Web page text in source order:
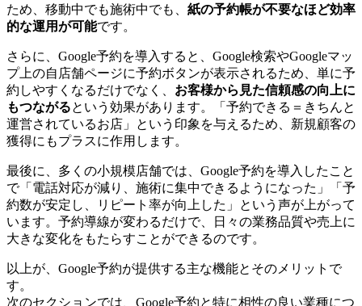
ため、移動中でも施術中でも、 紙の予約帳が不要なほど効率
的な運用が可能です。
さらに、Google予約を導入すると、Google検索やGoogleマッ
プ上の自店舗ページに予約ボタンが表示されるため、単に予
約しやすくなるだけでなく、 お客様から見た信頼感の向上に
もつながるという効果があります。「予約できる＝きちんと
運営されているお店」という印象を与えるため、新規顧客の
獲得にもプラスに作用します。
最後に、多くの小規模店舗では、Google予約を導入したこと
で「電話対応が減り、施術に集中できるようになった」「予
約数が安定し、リピート率が向上した」という声が上がって
います。予約導線が変わるだけで、日々の業務品質や売上に
大きな変化をもたらすことができるのです。
以上が、Google予約が提供する主な機能とそのメリットで
す。
次のセクションでは、Google予約と特に相性の良い業種につ